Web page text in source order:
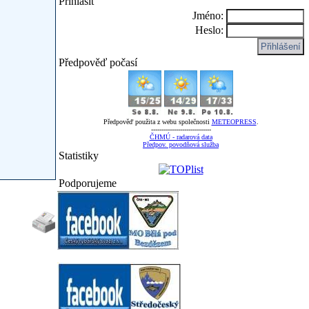
Jméno:
Heslo:
Předpověď počasí
Předpověď použita z webu společnosti METEOPRESS
-----------------------------
ČHMÚ - radarová data
Předpov. povodňová služba
Statistiky
Podporujeme